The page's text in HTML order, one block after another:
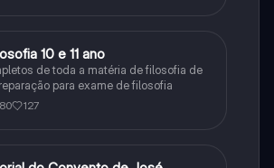
10 e 11 ano
de toda a matéria de filosofia de
para exame de filosofia
127